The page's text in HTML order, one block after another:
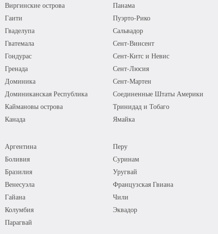
Виргинские острова
Гаити
Гваделупа
Гватемала
Гондурас
Гренада
Доминика
Доминиканская Республика
Каймановы острова
Канада
Панама
Пуэрто-Рико
Сальвадор
Сент-Винсент
Сент-Китс и Невис
Сент-Люсия
Сент-Мартен
Соединенные Штаты Америки
Тринидад и Тобаго
Ямайка
Аргентина
Боливия
Бразилия
Венесуэла
Гайана
Колумбия
Парагвай
Перу
Суринам
Уругвай
Французская Гвиана
Чили
Эквадор